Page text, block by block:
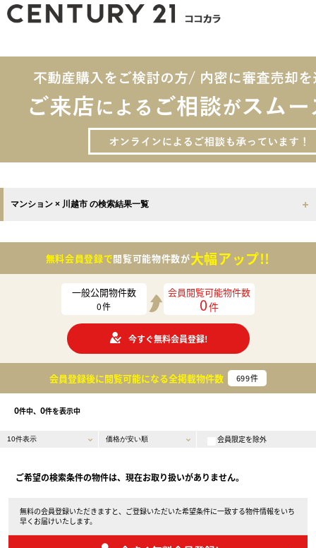
マンション × 川越市 の検索結果一覧
無料会員登録で閲覧可能物件数が大幅アップ!!
一般公開物件数
0件
会員閲覧可能物件数
0件
今すぐ無料会員登録!
会員登録後に閲覧可能になる全掲載物件数 699件
0件中、 0件を表示中
会員限定を除外
ご希望の検索条件の物件は、現在お取り扱いがありません。
無料の会員登録いただきますと、ご登録いただいた希望条件に一致する物件情報をいち
早くお届けいたします。